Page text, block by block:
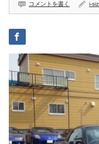
コメントを書く i-